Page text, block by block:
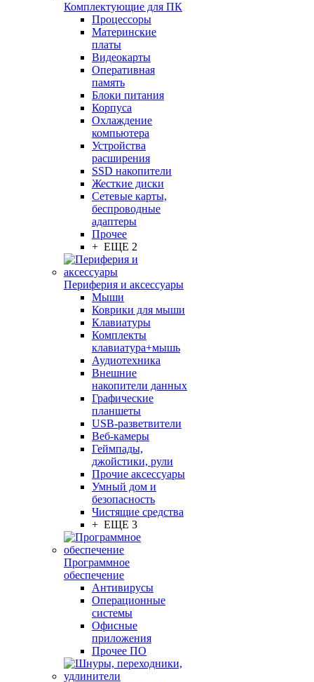
Комплектующие для ПК
Процессоры
Материнские
платы
Видеокарты
Оперативная
память
Блоки питания
Корпуса
Охлаждение
компьютера
Устройства
расширения
SSD накопители
Жесткие диски
Сетевые карты,
беспроводные
адаптеры
Прочее
+ ЕЩЕ 2
Периферия и аксессуары
Мыши
Коврики для мыши
Клавиатуры
Комплекты
клавиатура+мышь
Аудиотехника
Внешние
накопители данных
Графические
планшеты
USB-разветвители
Веб-камеры
Геймпады,
джойстики, рули
Прочие аксессуары
Умный дом и
безопасность
Чистящие средства
+ ЕЩЕ 3
Программное
обеспечение
Антивирусы
Операционные
системы
Офисные
приложения
Прочее ПО